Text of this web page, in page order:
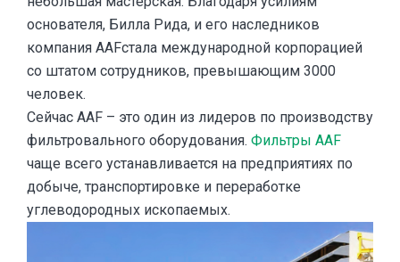
основателя, Билла Рида, и его наследников
компания AAFстала международной корпорацией
со штатом сотрудников, превышающим 3000
человек.
Сейчас AAF – это один из лидеров по производству
фильтровального оборудования. Фильтры AAF
чаще всего устанавливается на предприятиях по
добыче, транспортировке и переработке
углеводородных ископаемых.